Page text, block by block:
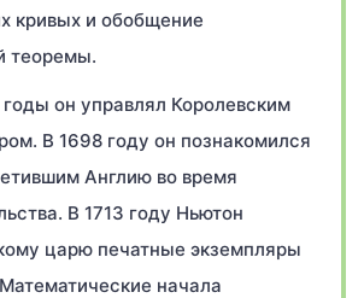
кривых и обобщение
теоремы.
он управлял Королевским
В 1698 году он познакомился
Англию во время
В 1713 году Ньютон
царю печатные экземпляры
начала